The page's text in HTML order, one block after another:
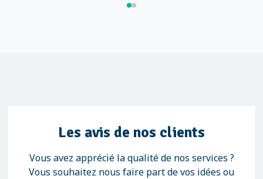
Les avis de nos clients
Vous avez apprécié la qualité de nos services ?
Vous souhaitez nous faire part de vos idées ou